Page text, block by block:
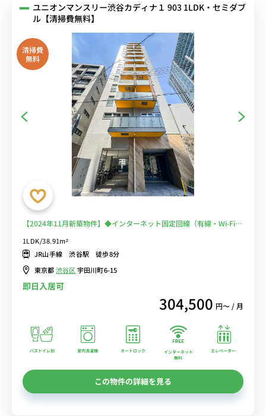
ユニオンマンスリー渋谷カディナ１ 903 1LDK・セミダブ
ル【清掃費無料】
清掃費
無料
【2024年11月新築物件】◆インターネット固定回線（有線・Wi-Fi）
オートロック＆モニター付きインターフォン完備/ローテーブル＆ソ
ファ付きの快適なお部屋
1LDK/38.91m²
JR山手線 渋谷駅 徒歩8分
東京都渋谷区宇田川町6-15
即日入居可
304,500 円〜 / 月
バストイレ別 室内洗濯機 オートロック
インターネット
無料
エレベーター
この物件の詳細を見る